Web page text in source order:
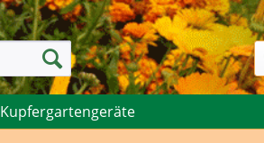
Kupfergartengeräte